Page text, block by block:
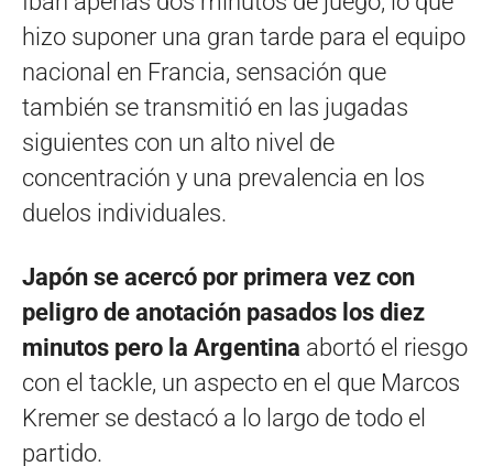
hizo suponer una gran tarde para el equipo
nacional en Francia, sensación que
también se transmitió en las jugadas
siguientes con un alto nivel de
concentración y una prevalencia en los
duelos individuales.
Japón se acercó por primera vez con
peligro de anotación pasados los diez
minutos pero la Argentina abortó el riesgo
con el tackle, un aspecto en el que Marcos
Kremer se destacó a lo largo de todo el
partido.